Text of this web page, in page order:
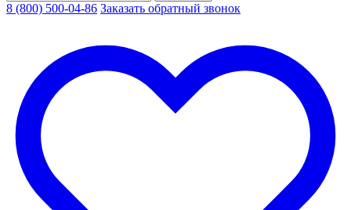
8 (800) 500-04-86 Заказать обратный звонок